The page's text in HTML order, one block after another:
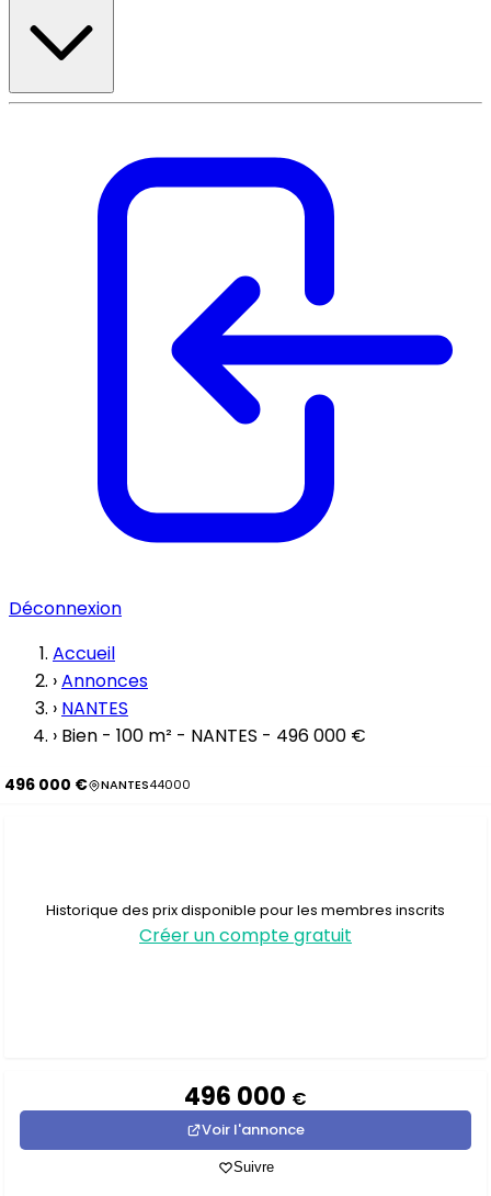
Déconnexion
Accueil
›Annonces
› NANTES
› Bien - 100 m² - NANTES - 496 000 €
496 000 € NANTES44000
Historique des prix disponible pour les membres inscrits
Créer un compte gratuit
496 000 €
Voir l'annonce
Suivre